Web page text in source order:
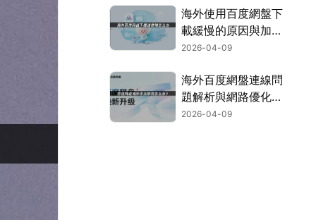
海外使用百度網盤下
載緩慢的原因與加速
方法解析！
2026-04-09
海外百度網盤連線問
題解析與網路優化攻
略！
2026-04-09